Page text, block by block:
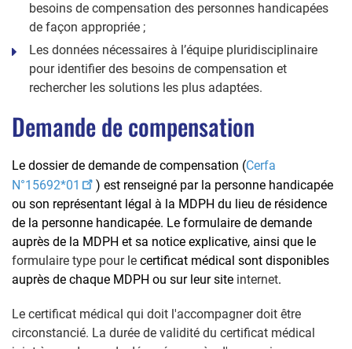
besoins de compensation des personnes handicapées
de façon appropriée ;
Les données nécessaires à l’équipe pluridisciplinaire
pour identifier des besoins de compensation et
rechercher les solutions les plus adaptées.
Demande de compensation
Le dossier de demande de compensation (Cerfa
N°15692*01
) est renseigné par la personne handicapée
ou son représentant légal à la MDPH du lieu de résidence
de la personne handicapée. Le formulaire de demande
auprès de la MDPH et sa notice explicative, ainsi que le
formulaire type pour le certificat médical sont disponibles
auprès de chaque MDPH ou sur leur site internet.
Le certificat médical qui doit l'accompagner doit être
circonstancié. La durée de validité du certificat médical